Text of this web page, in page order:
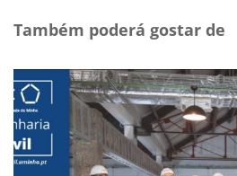
Também poderá gostar de